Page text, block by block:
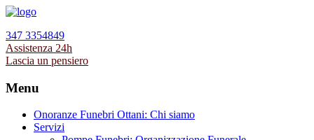
347 3354849
Assistenza 24h
Lascia un pensiero
Menu
Onoranze Funebri Ottani: Chi siamo
Servizi